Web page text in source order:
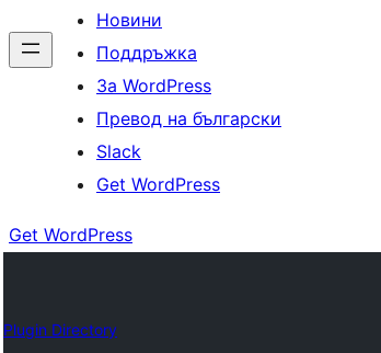
Новини
Поддръжка
За WordPress
Превод на български
Slack
Get WordPress
Get WordPress
Plugin Directory